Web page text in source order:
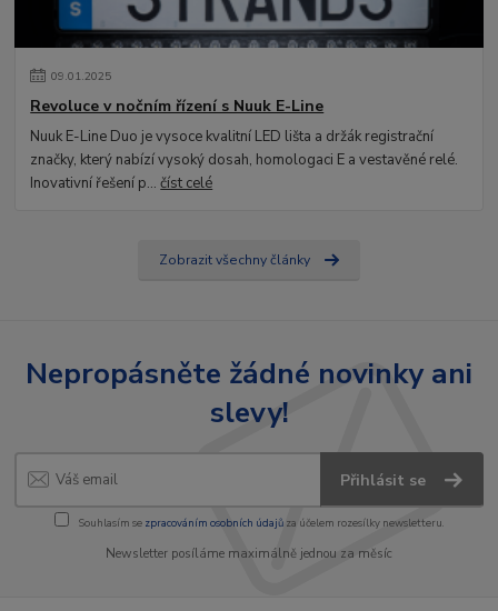
09.01.2025
Revoluce v nočním řízení s Nuuk E-Line
Nuuk E-Line Duo je vysoce kvalitní LED lišta a držák registrační
značky, který nabízí vysoký dosah, homologaci E a vestavěné relé.
Inovativní řešení p...číst celé
Zobrazit všechny články
Nepropásněte žádné novinky ani
slevy!
Přihlásit se
Souhlasím se zpracováním osobních údajůza účelem rozesílky newsletteru.
Newsletter posíláme maximálně jednou za měsíc